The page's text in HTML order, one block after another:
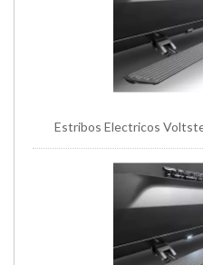
Estribos Electricos